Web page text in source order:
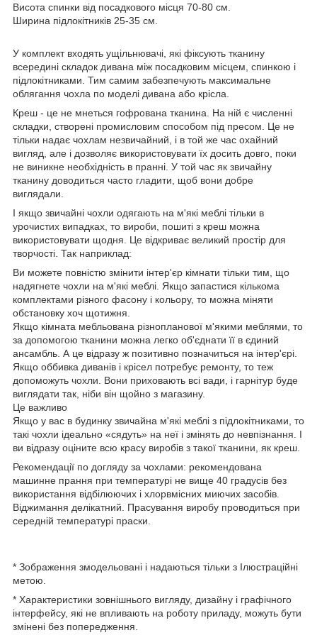
Висота спинки від посадкового місця 70-80 см.
Ширина підлокітників 25-35 см.
У комплект входять ущільнювачі, які фіксують тканину
всередині складок дивана між посадковим місцем, спинкою і
підлокітниками. Тим самим забезпечують максимальне
облягання чохла по моделі дивана або крісла.
Креш - це не мнеться гофрована тканина. На ній є численні
складки, створені промисловим способом під пресом. Це не
тільки надає чохлам незвичайний, і в той же час охайний
вигляд, але і дозволяє використовувати їх досить довго, поки
не виникне необхідність в пранні. У той час як звичайну
тканину доводиться часто гладити, щоб вони добре
виглядали.
І якщо звичайні чохли одягають на м'які меблі тільки в
урочистих випадках, то вироби, пошиті з креш можна
використовувати щодня. Це відкриває великий простір для
творчості. Так наприклад:
Ви можете повністю змінити інтер'єр кімнати тільки тим, що
надягнете чохли на м'які меблі. Якщо запастися кількома
комплектами різного фасону і кольору, то можна міняти
обстановку хоч щотижня.
Якщо кімната мебльована різнопланової м'якими меблями, то
за допомогою тканини можна легко об'єднати її в єдиний
ансамбль. А це відразу ж позитивно позначиться на інтер'єрі.
Якщо оббивка диванів і крісел потребує ремонту, то теж
допоможуть чохли. Вони приховають всі вади, і гарнітур буде
виглядати так, ніби він щойно з магазину.
Це важливо
Якщо у вас в будинку звичайна м'які меблі з підлокітниками, то
такі чохли ідеально «сядуть» на неї і змінять до невпізнання. І
ви відразу оціните всю красу виробів з такої тканини, як креш.
Рекомендації по догляду за чохлами: рекомендована
машинне прання при температурі не вище 40 градусів без
використання відбілюючих і хлорвмісних миючих засобів.
Віджимання делікатний. Прасування виробу проводиться при
середній температурі праски.
* Зображення змодельовані і надаються тільки з Ілюстраційні
метою.
* Характеристики зовнішнього вигляду, дизайну і графічного
інтерфейсу, які не впливають на роботу приладу, можуть бути
змінені без попередження.